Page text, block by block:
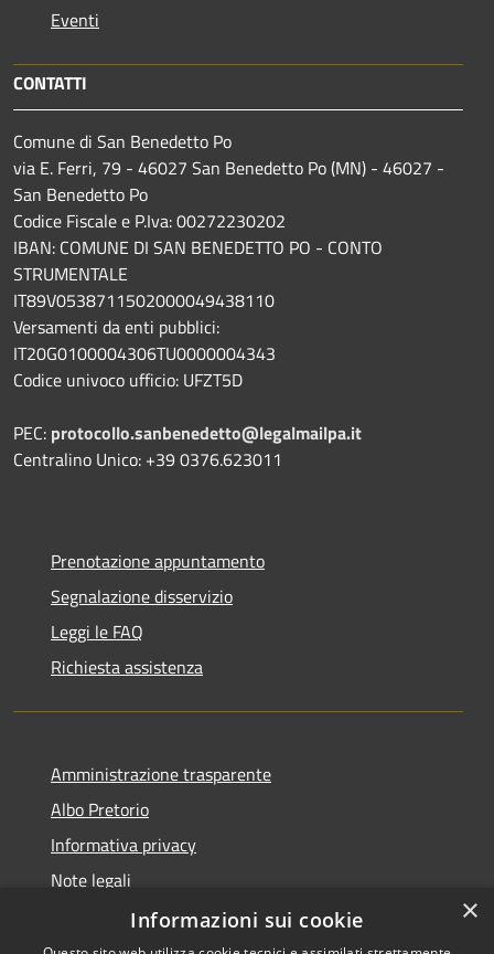
Eventi
CONTATTI
Comune di San Benedetto Po
via E. Ferri, 79 - 46027 San Benedetto Po (MN) - 46027 -
San Benedetto Po
Codice Fiscale e P.Iva: 00272230202
IBAN: COMUNE DI SAN BENEDETTO PO - CONTO
STRUMENTALE
IT89V0538711502000049438110
Versamenti da enti pubblici:
IT20G0100004306TU0000004343
Codice univoco ufficio: UFZT5D
PEC: protocollo.sanbenedetto@legalmailpa.it
Centralino Unico: +39 0376.623011
Prenotazione appuntamento
Segnalazione disservizio
Leggi le FAQ
Richiesta assistenza
Amministrazione trasparente
Albo Pretorio
Informativa privacy
Note legali
Dichiarazione di accessibilità
×
Informazioni sui cookie